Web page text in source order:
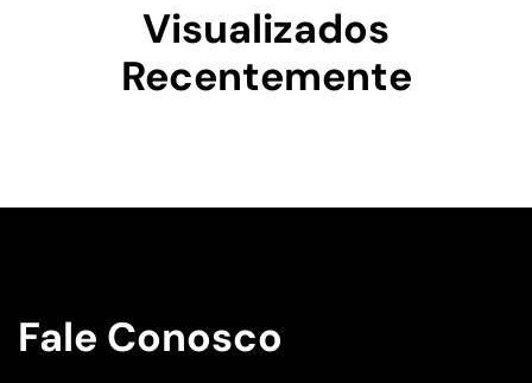
Visualizados
Recentemente
Fale Conosco